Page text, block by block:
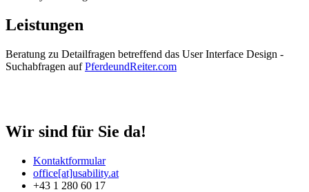
Leistungen
Beratung zu Detailfragen betreffend das User Interface Design -
Suchabfragen aufPferdeundReiter.com
Wir sind für Sie da!
Kontaktformular
office[at]usability.at
+43 1 280 60 17